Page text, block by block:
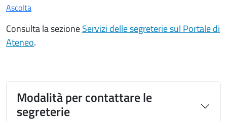
Ascolta
Consulta la sezioneServizi delle segreterie sul Portale di
Ateneo.
Modalità per contattare le
segreterie